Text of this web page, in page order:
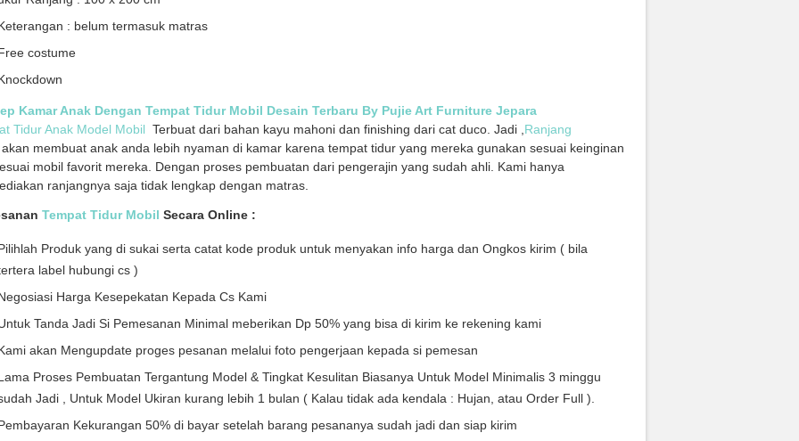
: belum termasuk matras
costume
Kamar Anak Dengan Tempat Tidur Mobil Desain Terbaru By Pujie Art Furniture Jepara
Tidur Anak Model Mobil Terbuat dari bahan kayu mahoni dan finishing dari cat duco. Jadi , Ranjang
membuat anak anda lebih nyaman di kamar karena tempat tidur yang mereka gunakan sesuai keinginan
mobil favorit mereka. Dengan proses pembuatan dari pengerajin yang sudah ahli. Kami hanya
ranjangnya saja tidak lengkap dengan matras.
Tempat Tidur Mobil Secara Online :
Produk yang di sukai serta catat kode produk untuk menyakan info harga dan Ongkos kirim ( bila
label hubungi cs )
Harga Kesepekatan Kepada Cs Kami
Tanda Jadi Si Pemesanan Minimal meberikan Dp 50% yang bisa di kirim ke rekening kami
akan Mengupdate proges pesanan melalui foto pengerjaan kepada si pemesan
Proses Pembuatan Tergantung Model & Tingkat Kesulitan Biasanya Untuk Model Minimalis 3 minggu
Jadi , Untuk Model Ukiran kurang lebih 1 bulan ( Kalau tidak ada kendala : Hujan, atau Order Full ).
Kekurangan 50% di bayar setelah barang pesananya sudah jadi dan siap kirim